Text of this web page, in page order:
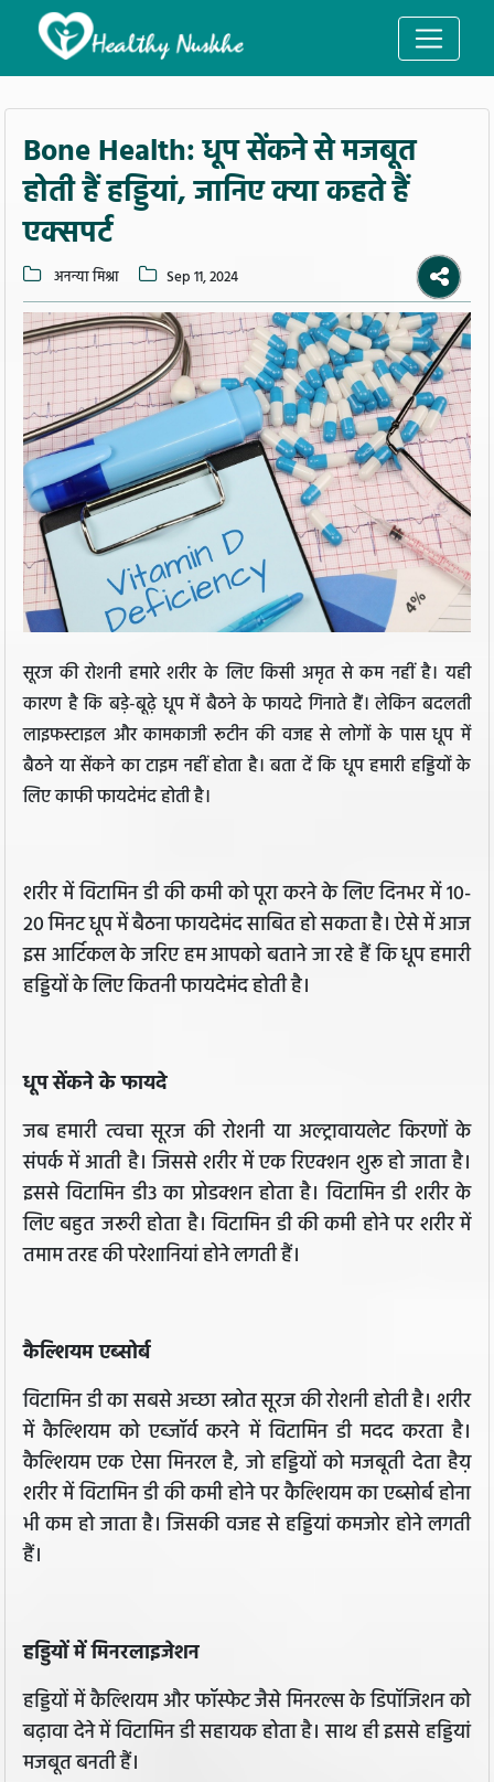
Bone Health: धूप सेंकने से मजबूत
होती हैं हड्डियां, जानिए क्या कहते हैं
एक्सपर्ट
अनन्या मिश्रा Sep 11, 2024
सूरज की रोशनी हमारे शरीर के लिए किसी अमृत से कम नहीं है। यही
कारण है कि बड़े-बूढ़े धूप में बैठने के फायदे गिनाते हैं। लेकिन बदलती
लाइफस्टाइल और कामकाजी रूटीन की वजह से लोगों के पास धूप में
बैठने या सेंकने का टाइम नहीं होता है। बता दें कि धूप हमारी हड्डियों के
लिए काफी फायदेमंद होती है।
शरीर में विटामिन डी की कमी को पूरा करने के लिए दिनभर में 10-
20 मिनट धूप में बैठना फायदेमंद साबित हो सकता है। ऐसे में आज
इस आर्टिकल के जरिए हम आपको बताने जा रहे हैं कि धूप हमारी
हड्डियों के लिए कितनी फायदेमंद होती है।
धूप सेंकने के फायदे
जब हमारी त्वचा सूरज की रोशनी या अल्ट्रावायलेट किरणों के
संपर्क में आती है। जिससे शरीर में एक रिएक्शन शुरू हो जाता है।
इससे विटामिन डी3 का प्रोडक्शन होता है। विटामिन डी शरीर के
लिए बहुत जरूरी होता है। विटामिन डी की कमी होने पर शरीर में
तमाम तरह की परेशानियां होने लगती हैं।
कैल्शियम एब्सोर्ब
विटामिन डी का सबसे अच्छा स्त्रोत सूरज की रोशनी होती है। शरीर
में कैल्शियम को एब्जॉर्व करने में विटामिन डी मदद करता है।
कैल्शियम एक ऐसा मिनरल है, जो हड्डियों को मजबूती देता हैय़
शरीर में विटामिन डी की कमी होने पर कैल्शियम का एब्सोर्ब होना
भी कम हो जाता है। जिसकी वजह से हड्डियां कमजोर होने लगती
हैं।
हड्डियों में मिनरलाइजेशन
हड्डियों में कैल्शियम और फॉस्फेट जैसे मिनरल्स के डिपॉजिशन को
बढ़ावा देने में विटामिन डी सहायक होता है। साथ ही इससे हड्डियां
मजबूत बनती हैं।